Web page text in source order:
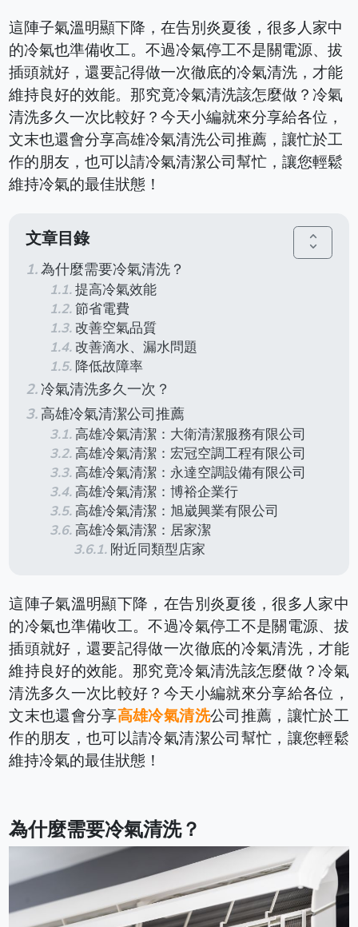
這陣子氣溫明顯下降，在告別炎夏後，很多人家中
的冷氣也準備收工。不過冷氣停工不是關電源、拔
插頭就好，還要記得做一次徹底的冷氣清洗，才能
維持良好的效能。那究竟冷氣清洗該怎麼做？冷氣
清洗多久一次比較好？今天小編就來分享給各位，
文末也還會分享高雄冷氣清洗公司推薦，讓忙於工
作的朋友，也可以請冷氣清潔公司幫忙，讓您輕鬆
維持冷氣的最佳狀態！
文章目錄 unfold_more
為什麼需要冷氣清洗？
提高冷氣效能
節省電費
改善空氣品質
改善滴水、漏水問題
降低故障率
冷氣清洗多久一次？
高雄冷氣清潔公司推薦
高雄冷氣清潔：大衛清潔服務有限公司
高雄冷氣清潔：宏冠空調工程有限公司
高雄冷氣清潔：永達空調設備有限公司
高雄冷氣清潔：博裕企業行
高雄冷氣清潔：旭崴興業有限公司
高雄冷氣清潔：居家潔
附近同類型店家
這陣子氣溫明顯下降，在告別炎夏後，很多人家中
的冷氣也準備收工。不過冷氣停工不是關電源、拔
插頭就好，還要記得做一次徹底的冷氣清洗，才能
維持良好的效能。那究竟冷氣清洗該怎麼做？冷氣
清洗多久一次比較好？今天小編就來分享給各位，
文末也還會分享高雄冷氣清洗公司推薦，讓忙於工
作的朋友，也可以請冷氣清潔公司幫忙，讓您輕鬆
維持冷氣的最佳狀態！
為什麼需要冷氣清洗？